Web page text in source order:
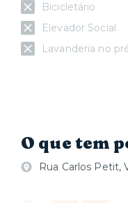
Bicicletário
Elevador Social
Lavanderia no
O que tem
Rua Carlos Petit,